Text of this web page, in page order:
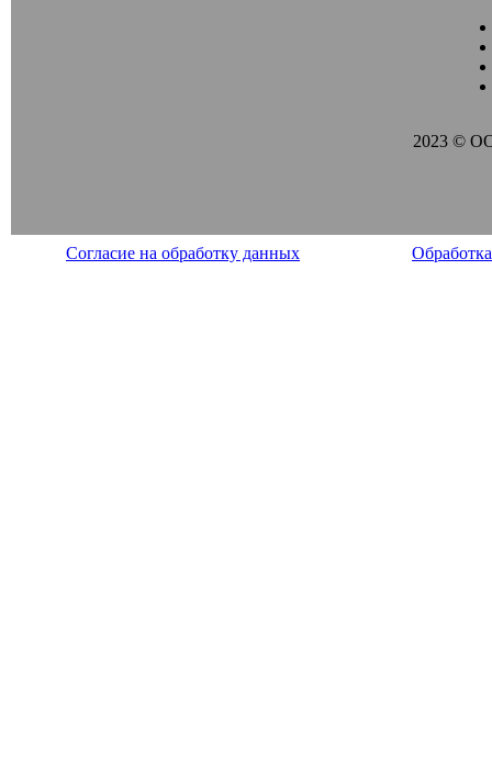
2023 ©
Согласие на обработку данных